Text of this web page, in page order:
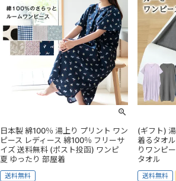
日本製 綿100％ 湯上り プリント ワン
ピース レディース 綿100％ フリーサ
イズ 送料無料 (ポスト投函) ワンピ
夏 ゆったり 部屋着
送料無料
(ギフト)
着るタオ
りワンピ
タオル
送料無料